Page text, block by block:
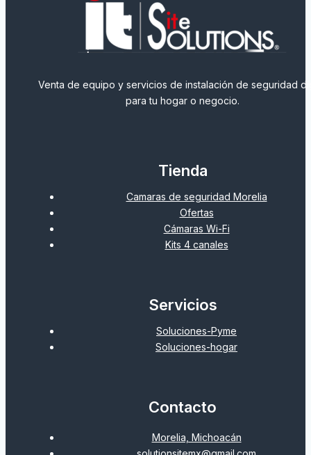
Venta de equipo y servicios de instalación de seguridad
para tu hogar o negocio.
Tienda
Camaras de seguridad Morelia
Ofertas
Cámaras Wi-Fi
Kits 4 canales
Servicios
Soluciones-Pyme
Soluciones-hogar
Contacto
Morelia, Michoacán